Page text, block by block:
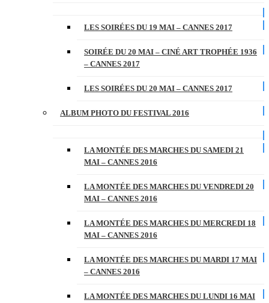
LES SOIRÉES DU 19 MAI – CANNES 2017
SOIRÉE DU 20 MAI – CINÉ ART TROPHÉE 1936
– CANNES 2017
LES SOIRÉES DU 20 MAI – CANNES 2017
ALBUM PHOTO DU FESTIVAL 2016
LA MONTÉE DES MARCHES DU SAMEDI 21
MAI – CANNES 2016
LA MONTÉE DES MARCHES DU VENDREDI 20
MAI – CANNES 2016
LA MONTÉE DES MARCHES DU MERCREDI 18
MAI – CANNES 2016
LA MONTÉE DES MARCHES DU MARDI 17 MAI
– CANNES 2016
LA MONTÉE DES MARCHES DU LUNDI 16 MAI